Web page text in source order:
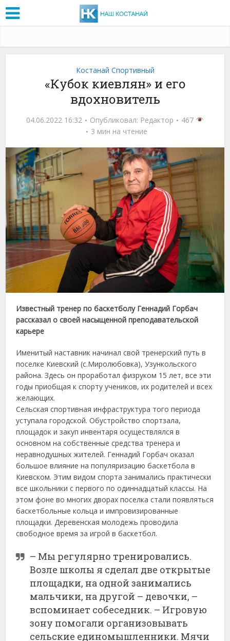
Костанай Спортивный
«Кубок киевлян» и его
вдохновитель
04.06.2022 16:32 Опубликовал: Редактор
467
3 мин на чтение
Известный тренер по баскетболу Геннадий Горбач
рассказал о своей насыщенной преподавательской
карьере
Именитый наставник начинал свой тренерский путь в
поселке Киевский (с.Миролюбовка), Узункольского
района. Здесь он проработал физруком 15 лет, все эти
годы приобщая к спорту учеников, их родителей и всех
желающих.
Сельская спортивная инфраструктура того периода
уступала городской. Обустройство спортзала,
площадок и закуп инвентаря осуществлялся в
основном на собственные средства тренера и
неравнодушных жителей. Геннадий Горбач оказал
большое влияние на популяризацию баскетбола в
Киевском. Этим видом спорта занимались практически
все школьники с первого по одиннадцатый классы. На
этом фоне во многих дворах поселка стали появляться
баскетбольные кольца и импровизированные
площадки. Деревенская молодежь проводила
свободное время за игрой в баскетбол.
– Мы регулярно тренировались.
Возле школы я сделал две открытые
площадки, на одной занимались
мальчики, на другой – девочки, –
вспоминает собеседник. – Игровую
зону помогали организовывать
сельские единомышленники. Мячи